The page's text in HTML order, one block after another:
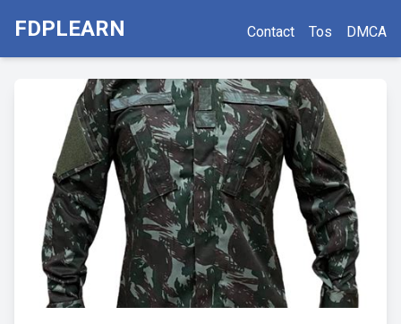
FDPLEARN Contact Tos DMCA